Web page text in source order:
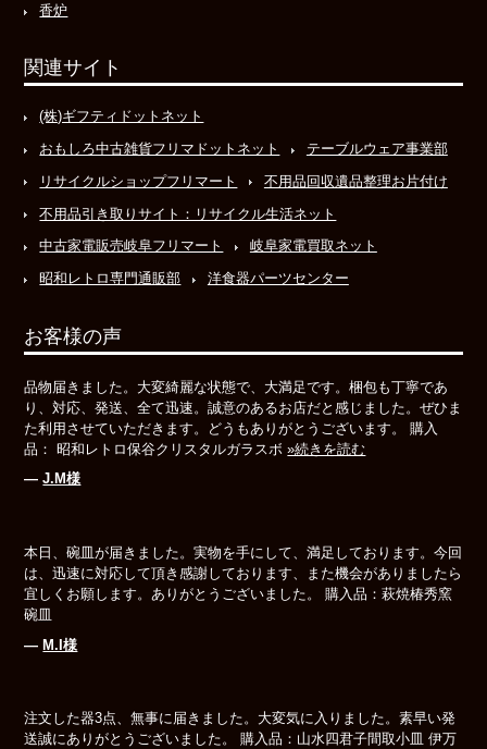
香炉
関連サイト
(株)ギフティドットネット
おもしろ中古雑貨フリマドットネット
テーブルウェア事業部
リサイクルショップフリマート
不用品回収遺品整理お片付け
不用品引き取りサイト：リサイクル生活ネット
中古家電販売岐阜フリマート
岐阜家電買取ネット
昭和レトロ専門通販部
洋食器パーツセンター
お客様の声
品物届きました。大変綺麗な状態で、大満足です。梱包も丁寧であ
り、対応、発送、全て迅速。誠意のあるお店だと感じました。ぜひま
た利用させていただきます。どうもありがとうございます。 購入
品： 昭和レトロ保谷クリスタルガラスボ»続きを読む
―J.M様
本日、碗皿が届きました。実物を手にして、満足しております。今回
は、迅速に対応して頂き感謝しております、また機会がありましたら
宜しくお願します。ありがとうございました。 購入品：萩焼椿秀窯
碗皿
―M.I様
注文した器3点、無事に届きました。大変気に入りました。素早い発
送誠にありがとうございました。 購入品：山水四君子間取小皿 伊万